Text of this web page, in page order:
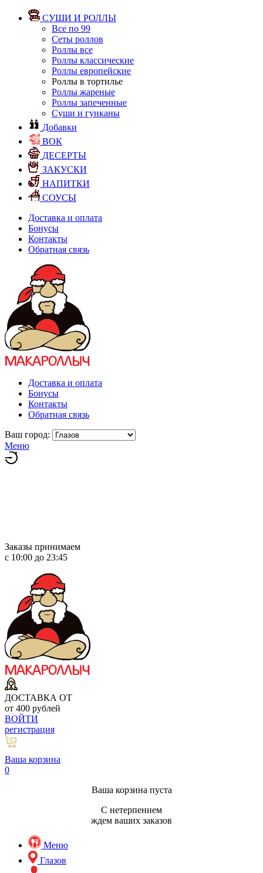
СУШИ И РОЛЛЫ
Все по 99
Сеты роллов
Роллы все
Роллы классические
Роллы европейские
Роллы в тортилье
Роллы жареные
Роллы запеченные
Суши и гунканы
Добавки
ВОК
ДЕСЕРТЫ
ЗАКУСКИ
НАПИТКИ
СОУСЫ
Доставка и оплата
Бонусы
Контакты
Обратная связь
Доставка и оплата
Бонусы
Контакты
Обратная связь
Ваш город:
Меню
Заказы принимаем
с 10:00 до 23:45
ДОСТАВКА ОТ
от 400 рублей
ВОЙТИ
регистрация
Ваша корзина
0
Ваша корзина пуста
С нетерпением
ждем ваших заказов
Меню
Глазов